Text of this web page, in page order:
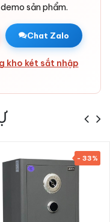
36 tháng, giao toàn
nhập khẩu
ID vân tay
sản phẩm.
Chat Zalo
kho két sắt nhập
- 33%